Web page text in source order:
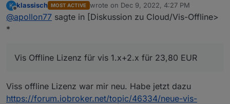
und-probleme-migration-cloud-iot
K
Offline
klassisch MOST ACTIVE wrote on Dec 9, 2022, 4:27 PM
last edited by
@apollon77 sagte in [Diskussion zu Cloud/Vis-Offline>
*
Vis Offline Lizenz für vis 1.x+2.x für 23,80 EUR
Viss offline Lizenz war mir neu. Habe jetzt dazu
https://forum.iobroker.net/topic/46334/neue-vis-